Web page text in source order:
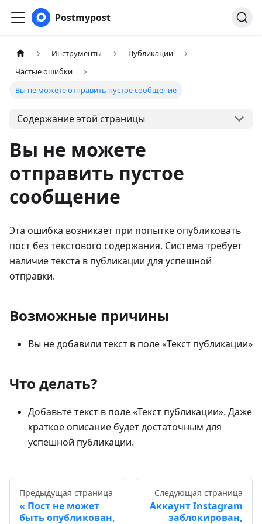
Postmypost
Инструменты
Публикации
Частые ошибки
Вы не можете отправить пустое сообщение
Содержание этой страницы
Вы не можете
отправить пустое
сообщение
Эта ошибка возникает при попытке опубликовать
пост без текстового содержания. Система требует
наличие текста в публикации для успешной
отправки.
Возможные причины
Вы не добавили текст в поле «Текст публикации»
Что делать?
Добавьте текст в поле «Текст публикации». Даже
краткое описание будет достаточным для
успешной публикации.
Предыдущая страница
Пост не может
быть опубликован,
Следующая страница
Аккаунт Instagram
заблокирован,